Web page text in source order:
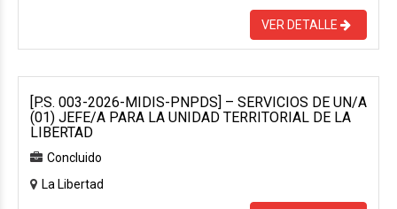
VER DETALLE
[P.S. 003-2026-MIDIS-PNPDS] – SERVICIOS DE UN/A
(01) JEFE/A PARA LA UNIDAD TERRITORIAL DE LA
LIBERTAD
Concluido
La Libertad